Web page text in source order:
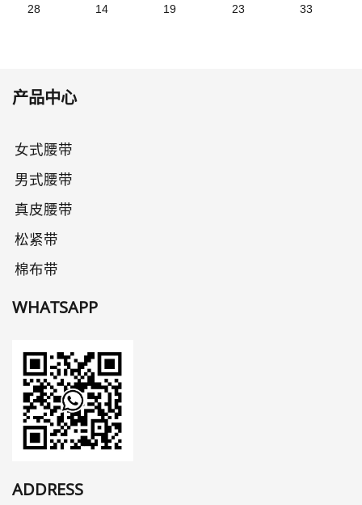
28
14
19
23
33
产品中心
女式腰带
男式腰带
真皮腰带
松紧带
棉布带
WHATSAPP
ADDRESS